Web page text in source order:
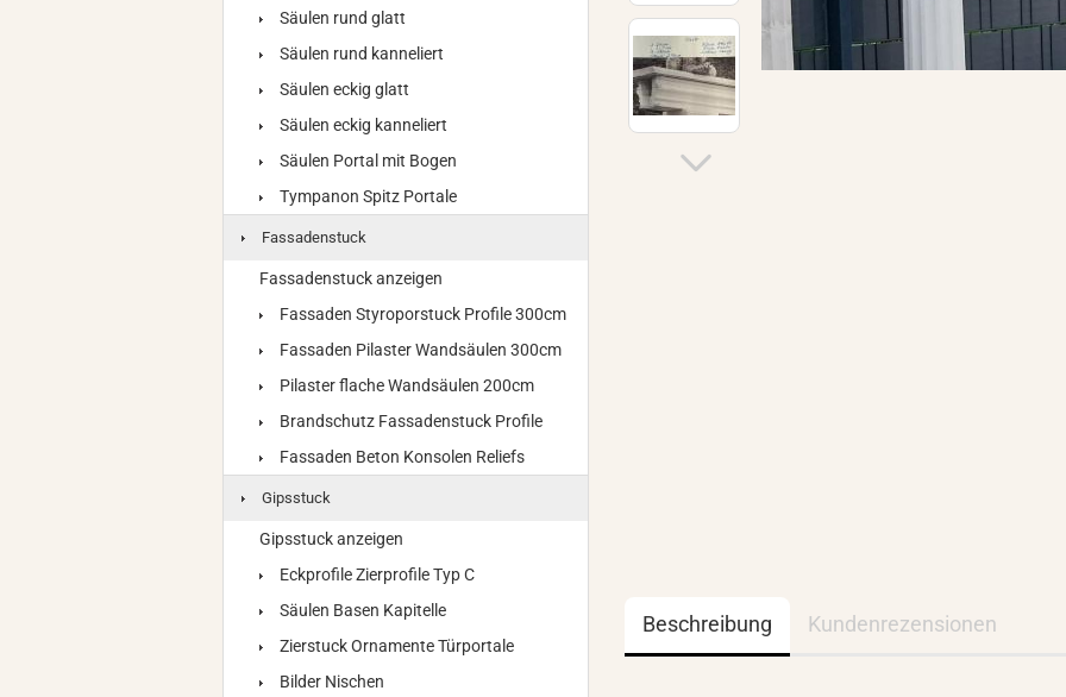
Beschreibung Kundenrezensionen
Säulen rund glatt
Säulen rund kanneliert
Säulen eckig glatt
Säulen eckig kanneliert
Säulen Portal mit Bogen
Tympanon Spitz Portale
Fassadenstuck
Fassadenstuck anzeigen
Fassaden Styroporstuck Profile 300cm
Fassaden Pilaster Wandsäulen 300cm
Pilaster flache Wandsäulen 200cm
Brandschutz Fassadenstuck Profile
Fassaden Beton Konsolen Reliefs
Gipsstuck
Gipsstuck anzeigen
Eckprofile Zierprofile Typ C
Säulen Basen Kapitelle
Zierstuck Ornamente Türportale
Bilder Nischen